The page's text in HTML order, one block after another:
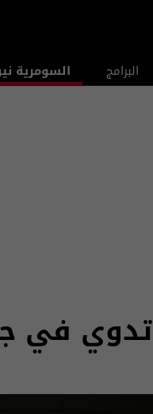
البرامج السومرية
في